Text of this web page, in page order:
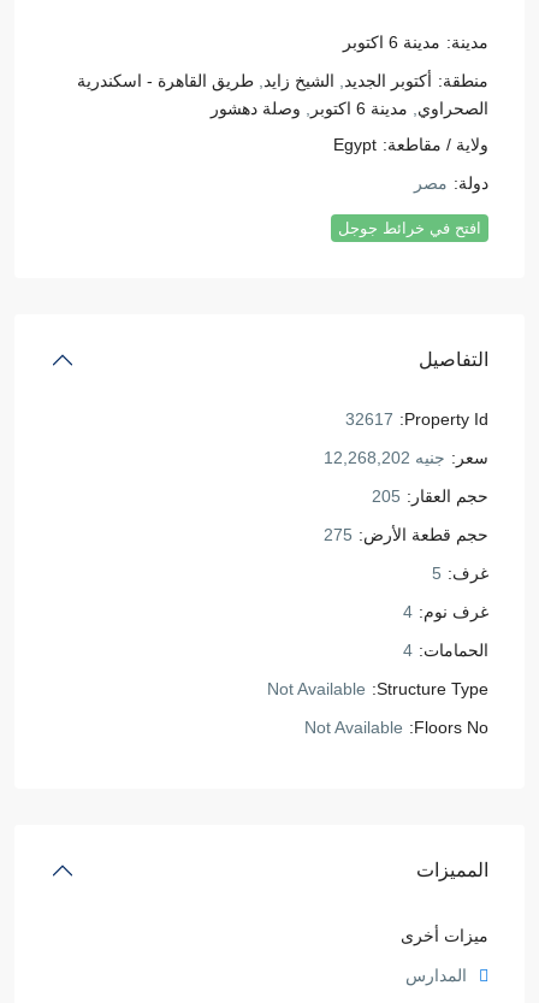
مدينة: مدينة 6 اكتوبر
منطقة: أكتوبر الجديد الشيخ زايد
طريق القاهرة - اسكندرية
الصحراوي
مدينة 6 اكتوبر
وصلة دهشور
ولاية / مقاطعة: Egypt
دولة: مصر
افتح في خرائط جوجل
التفاصيل
Property Id:
32617
سعر: جنيه 12,268,202
حجم العقار: 205
حجم قطعة الأرض: 275
غرف: 5
غرف نوم: 4
الحمامات: 4
Structure Type:
Not Available
Floors No:
Not Available
المميزات
ميزات أخرى
المدارس